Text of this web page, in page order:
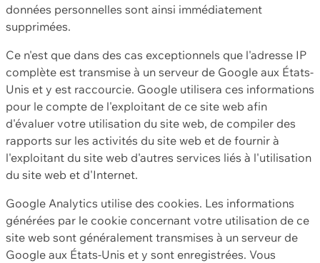
données personnelles sont ainsi immédiatement
supprimées.
Ce n'est que dans des cas exceptionnels que l'adresse IP
complète est transmise à un serveur de Google aux États-
Unis et y est raccourcie. Google utilisera ces informations
pour le compte de l'exploitant de ce site web afin
d'évaluer votre utilisation du site web, de compiler des
rapports sur les activités du site web et de fournir à
l'exploitant du site web d'autres services liés à l'utilisation
du site web et d'Internet.
Google Analytics utilise des cookies. Les informations
générées par le cookie concernant votre utilisation de ce
site web sont généralement transmises à un serveur de
Google aux États-Unis et y sont enregistrées. Vous